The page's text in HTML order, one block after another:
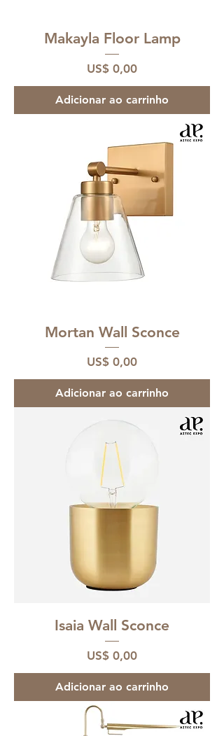
Makayla Floor Lamp
Preço
US$ 0,00
Adicionar ao carrinho
Mortan Wall Sconce
Preço
US$ 0,00
Adicionar ao carrinho
Isaia Wall Sconce
Preço
US$ 0,00
Adicionar ao carrinho